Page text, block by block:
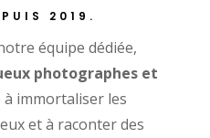
2019.
équipe dédiée,
photographes et
à immortaliser les
et à raconter des